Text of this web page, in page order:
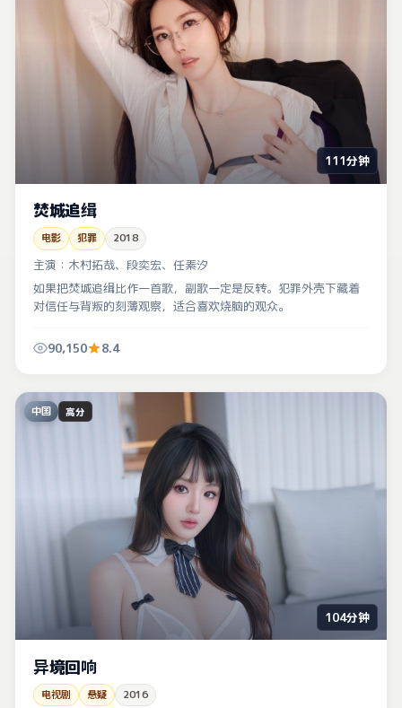
111分钟
焚城追缉
电影 犯罪 2018
主演： 木村拓哉、段奕宏、任素汐
如果把焚城追缉比作一首歌，副歌一定是反转。犯罪外壳下藏着
对信任与背叛的刻薄观察，适合喜欢烧脑的观众。
90,150 8.4
中国 高分
104分钟
异境回响
电视剧 悬疑 2016